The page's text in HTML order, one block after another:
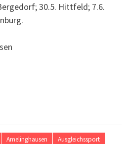
30.5. Hittfeld; 7.6.
Amelinghausen
Ausgleichssport